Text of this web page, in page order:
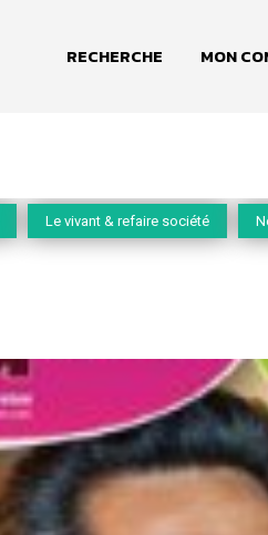
RECHERCHE MON
Le vivant & refaire société